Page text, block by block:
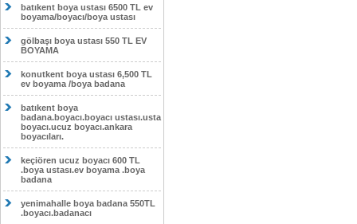
batıkent boya ustası 6500 TL ev
boyama/boyacı/boya ustası
gölbaşı boya ustası 550 TL EV
BOYAMA
konutkent boya ustası 6,500 TL
ev boyama /boya badana
batıkent boya
badana.boyacı.boyacı ustası.usta
boyacı.ucuz boyacı.ankara
boyacıları.
keçiören ucuz boyacı 600 TL
.boya ustası.ev boyama .boya
badana
yenimahalle boya badana 550TL
.boyacı.badanacı